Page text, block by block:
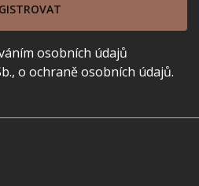
osobních údajů
o ochraně osobních údajů.